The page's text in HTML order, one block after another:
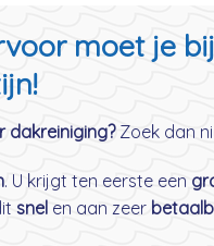
moet je
dakreiniging?Zoek dan
. U krijgt ten eerste een
snel en aan zeer